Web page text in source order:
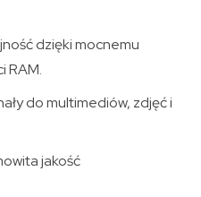
dzięki mocnemu
RAM.
do multimediów, zdjęć i
jakość